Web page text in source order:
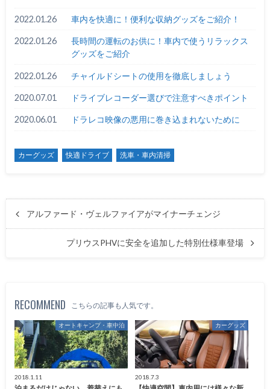
2022.01.26 車内を快適に！便利な収納グッズをご紹介！
2022.01.26
長時間の運転のお供に！車内で使うリラックス
グッズをご紹介
2022.01.26 チャイルドシートの使用を徹底しましょう
2020.07.01 ドライブレコーダー選びで注意すべきポイント
2020.06.01 ドラレコ映像の悪用に巻き込まれないために
カーグッズ 快適ドライブ 洗車・車内清掃
アルファード・ヴェルファイアがマイナーチェンジ
プリウスPHVに安全を追加した特別仕様車登場
RECOMMEND こちらの記事も人気です。
オートキャンプ・車中泊
2018.1.11
カーグッズ
2018.7.3